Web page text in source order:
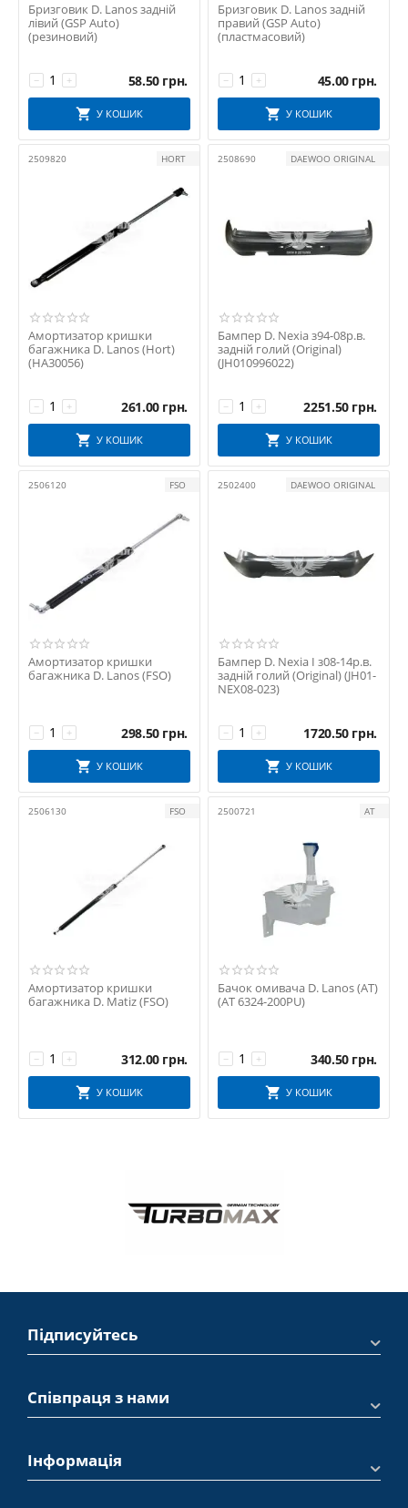
Бризговик D. Lanos задній
лівий (GSP Auto)
(резиновий)
+
− 58.50 грн.
У КОШИК
Бризговик D. Lanos задній
правий (GSP Auto)
(пластмасовий)
+
− 45.00 грн.
У КОШИК
2509820 HORT
Амортизатор кришки
багажника D. Lanos (Hort)
(HA30056)
+
− 261.00 грн.
У КОШИК
2508690 DAEWOO ORIGINAL
Бампер D. Nexia з94-08р.в.
задній голий (Original)
(JH010996022)
+
− 2251.50 грн.
У КОШИК
2506120 FSO
Амортизатор кришки
багажника D. Lanos (FSO)
+
− 298.50 грн.
У КОШИК
2502400 DAEWOO ORIGINAL
Бампер D. Nexia I з08-14р.в.
задній голий (Original) (JH01-
NEX08-023)
+
− 1720.50 грн.
У КОШИК
2506130 FSO
Амортизатор кришки
багажника D. Matiz (FSO)
+
− 312.00 грн.
У КОШИК
2500721 АТ
Бачок омивача D. Lanos (АТ)
(AT 6324-200PU)
+
− 340.50 грн.
У КОШИК
Підписуйтесь
Співпраця з нами
Інформація